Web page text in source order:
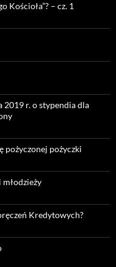
Kościoła”? – cz. 1
2019 r. o stypendia dla
pożyczonej pożyczki
Kredytowych?